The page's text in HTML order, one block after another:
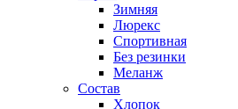
Зимняя
Люрекс
Спортивная
Без резинки
Меланж
Состав
Хлопок